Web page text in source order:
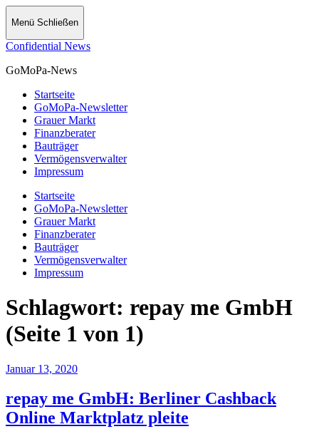
Menü Schließen
Confidential News
GoMoPa-News
Startseite
GoMoPa-Newsletter
Grauer Markt
Finanzberater
Bauträger
Vermögensverwalter
Impressum
Startseite
GoMoPa-Newsletter
Grauer Markt
Finanzberater
Bauträger
Vermögensverwalter
Impressum
Schlagwort: repay me GmbH
(Seite 1 von 1)
Januar 13, 2020
repay me GmbH: Berliner Cashback
Online Marktplatz pleite